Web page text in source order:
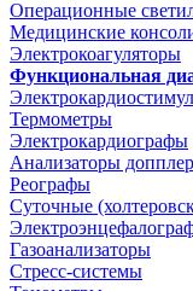
Операционные
Медицинские
Электрокоагуляторы
Функциональная
Термометры
Электрокардиографы
Анализаторы
Реографы
Суточные
Газоанализаторы
Стресс-системы